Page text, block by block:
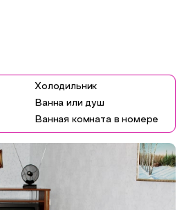
Холодильник
Ванна или душ
Ванная комната в номере